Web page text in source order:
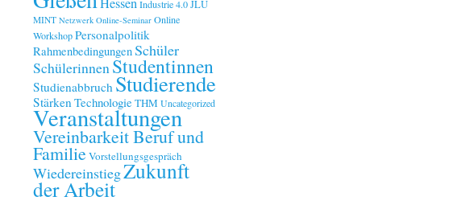
Industrie 4.0 JLU
MINT Netzwerk Online-Seminar Online
Workshop Personalpolitik
RahmenbedingungenSchüler
SchülerinnenStudentinnen
Studienabbruch Studierende
Stärken TechnologieTHM Uncategorized
Veranstaltungen
Vereinbarkeit Beruf und
Familie Vorstellungsgespräch
WiedereinstiegZukunft
der Arbeit